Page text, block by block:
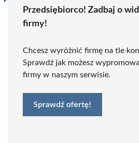
Przedsiębiorco! Zadbaj o
firmy!
Chcesz wyróżnić firmę na tle
Sprawdź jak możesz
firmy w naszym serwisie.
Sprawdź ofertę!